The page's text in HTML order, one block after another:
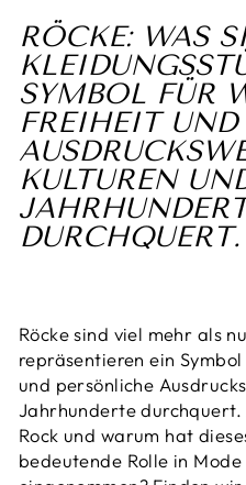
RÖCKE: WAS
SYMBOL FÜR
FREIHEIT
KULTUREN
DURCHQUERT.
Röcke sind viel mehr als
repräsentieren ein
und persönliche
Jahrhunderte durchquert.
Rock und warum hat
bedeutende Rolle in